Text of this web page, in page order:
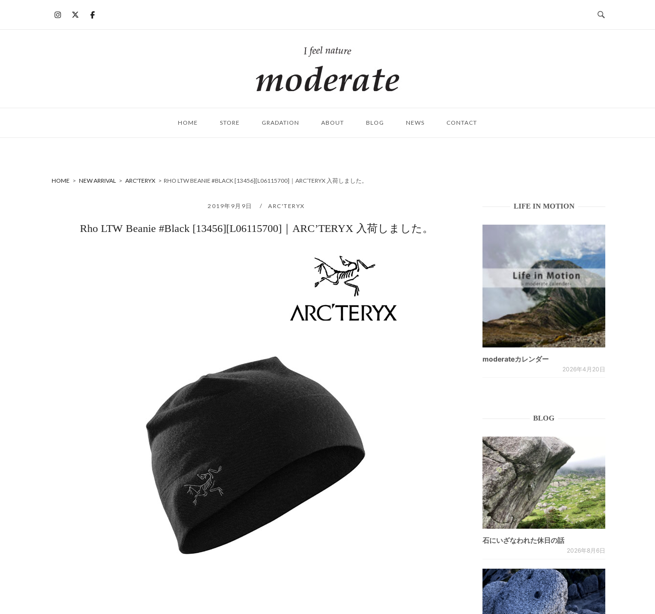
ム
HOME STORE GRADATION ABOUT BLOG NEWS CONTACT
HOME > NEW ARRIVAL > ARC'TERYX > RHO LTW BEANIE #BLACK [13456][L06115700]｜ARC’TERYX 入荷しました。
2019年9月9日 ARC'TERYX
Rho LTW Beanie #Black [13456][L06115700]｜ARC’TERYX 入荷しました。
LIFE IN MOTION
moderateカレンダー
2026年4月20日
BLOG
石にいざなわれた休日の話
2026年8月6日